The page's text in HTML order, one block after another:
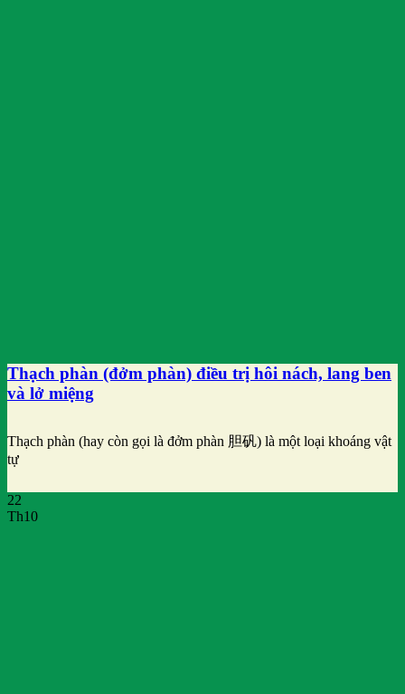
Thạch phàn (đởm phàn) điều trị hôi nách, lang ben
và lở miệng
Thạch phàn (hay còn gọi là đởm phàn 胆矾) là một loại khoáng vật
tự
22
Th10